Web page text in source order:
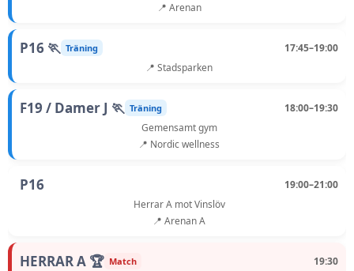
📍 Arenan
P16 🏃 Träning
17:45–19:00
📍 Stadsparken
F19 / Damer J 🏃 Träning
18:00–19:30
Gemensamt gym
📍 Nordic wellness
P16
19:00–21:00
Herrar A mot Vinslöv
📍 Arenan A
HERRAR A 🏆 Match
19:30